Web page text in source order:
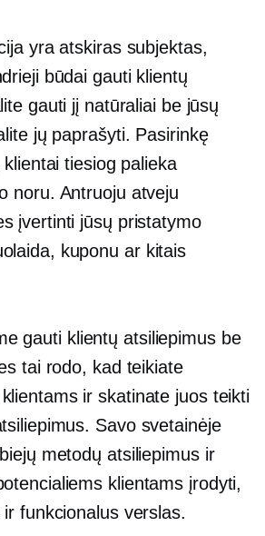
yra atskiras subjektas,
būdai gauti klientų
gauti jį natūraliai be jūsų
jų paprašyti. Pasirinkę
tiesiog palieka
noru. Antruoju atveju
įvertinti jūsų pristatymo
kuponu ar kitais
gauti klientų atsiliepimus be
tai rodo, kad teikiate
ir skatinate juos teikti
Savo svetainėje
metodų atsiliepimus ir
klientams įrodyti,
funkcionalus verslas.